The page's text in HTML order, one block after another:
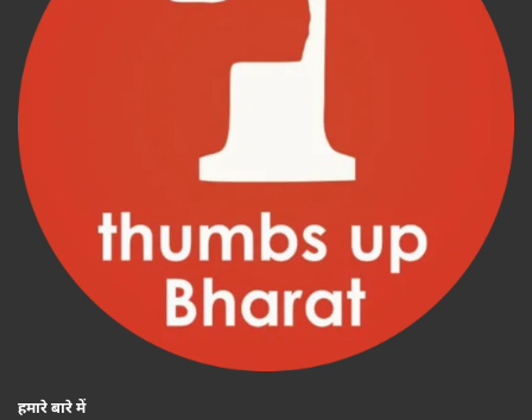
हमारे बारे में